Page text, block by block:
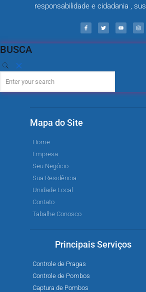
responsabilidade e cidadania ,
BUSCA
Mapa do Site
Home
Empresa
Seu Negócio
Sua Residência
Unidade Local
Contato
Tabalhe Conosco
Principais Serviços
Controle de Pragas
Controle de Pombos
Captura de Pombos